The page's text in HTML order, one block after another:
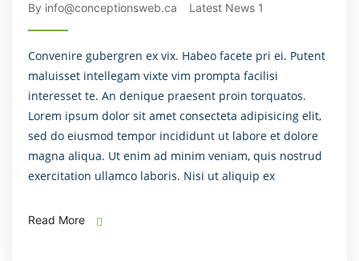
By info@conceptionsweb.ca Latest News 1
Convenire gubergren ex vix. Habeo facete pri ei. Putent
maluisset intellegam vixte vim prompta facilisi
interesset te. An denique praesent proin torquatos.
Lorem ipsum dolor sit amet consecteta adipisicing elit,
sed do eiusmod tempor incididunt ut labore et dolore
magna aliqua. Ut enim ad minim veniam, quis nostrud
exercitation ullamco laboris. Nisi ut aliquip ex
Read More